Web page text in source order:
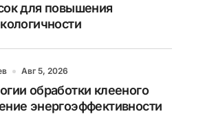
для повышения
Авг 5, 2026
обработки клееного
энергоэффективности